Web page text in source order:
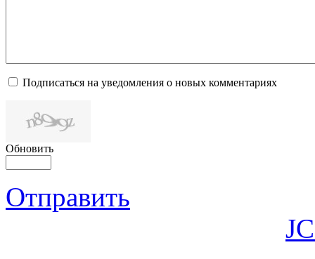
Подписаться на уведомления о новых комментариях
Обновить
Отправить